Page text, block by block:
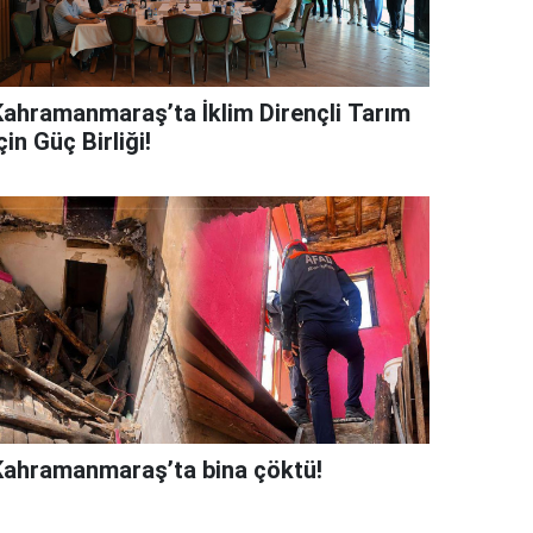
İklim Dirençli Tarım
Güç Birliği!
bina çöktü!